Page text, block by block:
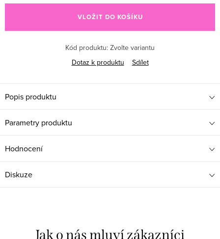
VLOŽIT DO KOŠÍKU
Kód produktu: Zvolte variantu
Dotaz k produktu
Sdílet
Popis produktu
Parametry produktu
Hodnocení
Diskuze